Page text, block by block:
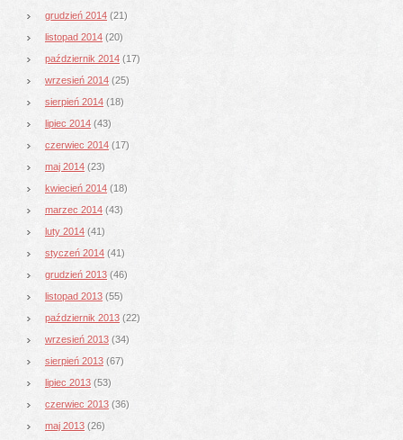
grudzień 2014 (21)
listopad 2014 (20)
październik 2014 (17)
wrzesień 2014 (25)
sierpień 2014 (18)
lipiec 2014 (43)
czerwiec 2014 (17)
maj 2014 (23)
kwiecień 2014 (18)
marzec 2014 (43)
luty 2014 (41)
styczeń 2014 (41)
grudzień 2013 (46)
listopad 2013 (55)
październik 2013 (22)
wrzesień 2013 (34)
sierpień 2013 (67)
lipiec 2013 (53)
czerwiec 2013 (36)
maj 2013 (26)